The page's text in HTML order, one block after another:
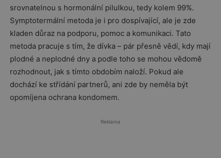
srovnatelnou s hormonální pilulkou, tedy kolem 99%.
Symptotermální metoda je i pro dospívající, ale je zde
kladen důraz na podporu, pomoc a komunikaci. Tato
metoda pracuje s tím, že dívka – pár přesně vědí, kdy mají
plodné a neplodné dny a podle toho se mohou vědomě
rozhodnout, jak s tímto obdobím naloží. Pokud ale
dochází ke střídání partnerů, ani zde by neměla být
opomíjena ochrana kondomem.
Reklama